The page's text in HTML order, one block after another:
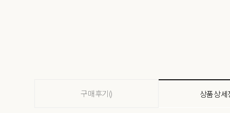
구매후기() 상품상세